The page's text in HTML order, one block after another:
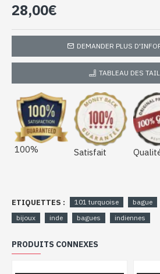
28,00€
DEMANDER PLUS
TABLEAU DES
100% Satisfait
ETIQUETTES : 101 turquoise bague
bijoux
inde bagues indiennes
PRODUITS CONNEXES